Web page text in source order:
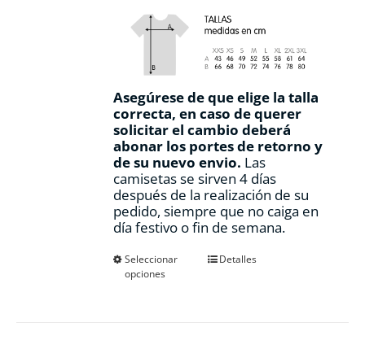
Asegúrese de que elige la talla
correcta, en caso de querer
solicitar el cambio deberá
abonar los portes de retorno y
de su nuevo envio. Las
camisetas se sirven 4 días
después de la realización de su
pedido, siempre que no caiga en
día festivo o fin de semana.
Seleccionar
opciones
EsteDetalles